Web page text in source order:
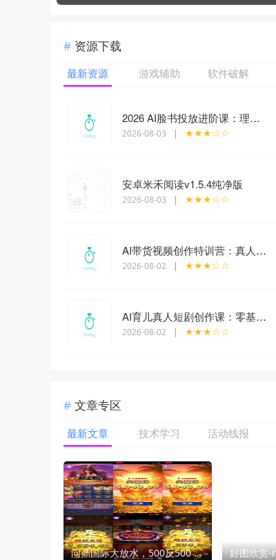
资源下载
最新资源 游戏辅助 软件破解
2026 AI脸书投放进阶课：理清账号体系搭建逻辑，用AI重构广告投放工作流（更新）
2026-08-03 | ★★★☆☆
安卓米禾阅读v1.5.4纯净版
2026-08-03 | ★★★☆☆
AI带货视频创作特训营：真人质感视频生成教程，多品类带货案例与运营矩阵教学
2026-08-02 | ★★★☆☆
AI育儿真人短剧创作课：零基础掌握AI编导思维，批量制作育儿赛道爆款短视频
2026-08-02 | ★★★☆☆
文章专区
最新文章 技术学习 活动线报
问鼎国际大放水，500反500 亲测下分3W